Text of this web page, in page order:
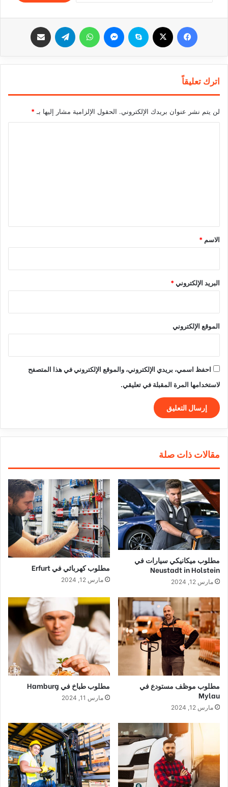
اترك تعليقاً
لن يتم نشر عنوان بريدك الإلكتروني. الحقول الإلزامية مشار إليها بـ*
*
الاسم *
البريد الإلكتروني*
الموقع الإلكتروني
احفظ اسمي، بريدي الإلكتروني، والموقع الإلكتروني في هذا المتصفح
لاستخدامها المرة المقبلة في تعليقي.
مقالات ذات صلة
مطلوب ميكانيكي سيارات في
Neustadt in Holstein
مارس 12, 2024
مطلوب كهربائي في Erfurt
مارس 12, 2024
مطلوب موظف مستودع في
Mylau
مارس 12, 2024
مطلوب طباخ في Hamburg
مارس 11, 2024